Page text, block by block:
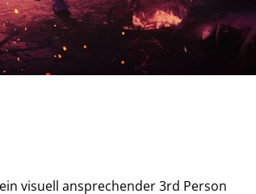
visuell ansprechender 3rd Person